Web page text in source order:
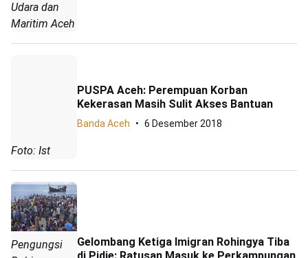
Udara dan
Maritim Aceh
Foto: Ist
PUSPA Aceh: Perempuan Korban
Kekerasan Masih Sulit Akses Bantuan
Banda Aceh 6 Desember 2018
Pengungsi
Gelombang Ketiga Imigran Rohingya Tiba